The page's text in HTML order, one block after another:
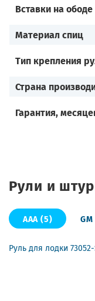
Вставки на ободе
Материал спиц
Тип крепления
Страна
Гарантия,
Рули и
AAA(5) GM
Руль для лодки